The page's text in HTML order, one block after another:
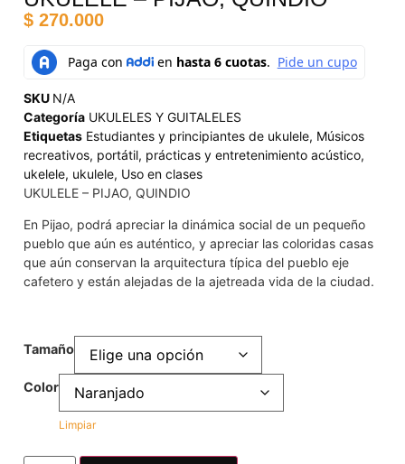
$ 270.000
SKU N/A
Categoría UKULELES Y GUITALELES
Etiquetas Estudiantes y principiantes de ukulele, Músicos
recreativos, portátil, prácticas y entretenimiento acústico,
ukelele, ukulele, Uso en clases
UKULELE – PIJAO, QUINDIO
En Pijao, podrá apreciar la dinámica social de un pequeño
pueblo que aún es auténtico, y apreciar las coloridas casas
que aún conservan la arquitectura típica del pueblo eje
cafetero y están alejadas de la ajetreada vida de la ciudad.
Tamaño
Color
Limpiar